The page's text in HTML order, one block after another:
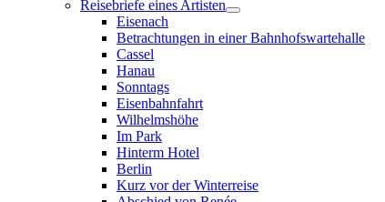
Reisebriefe eines Artisten
Eisenach
Betrachtungen in einer Bahnhofswartehalle
Cassel
Hanau
Sonntags
Eisenbahnfahrt
Wilhelmshöhe
Im Park
Hinterm Hotel
Berlin
Kurz vor der Winterreise